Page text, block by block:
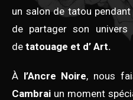
un salon de tatou
de partager son univers
de tatouage et d’ Art.
À l’Ancre Noire, nous
Cambrai un moment